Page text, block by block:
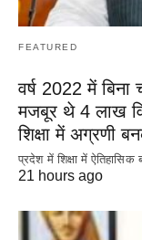
FEATURED
वर्ष 2022 में
मजबूर थे 4 लाख
शिक्षा में अग्रणी
प्रदेश में शिक्षा में
21 hours ago